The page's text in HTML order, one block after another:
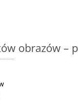
obrazów –